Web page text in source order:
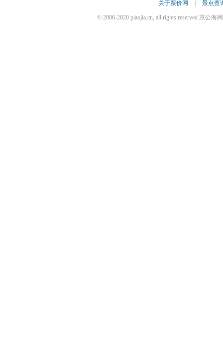
关于票价网 景点查
© 2006-2020 piaojia.cn, all rights reserved 京公海